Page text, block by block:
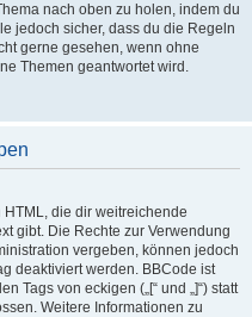
nach oben zu holen, indem du
jedoch sicher, dass du die Regeln
gerne gesehen, wenn ohne
Themen geantwortet wird.
die dir weitreichende
gibt. Die Rechte zur Verwendung
vergeben, können jedoch
deaktiviert werden. BBCode ist
Tags von eckigen („[“ und „]“) statt
Weitere Informationen zu